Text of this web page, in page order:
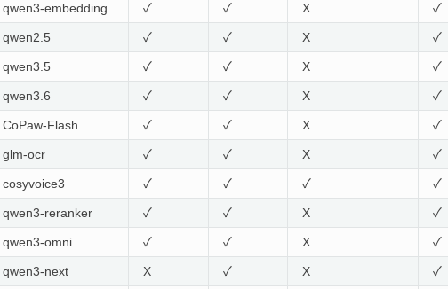
qwen3-embedding ✓ ✓ X ✓
qwen2.5 ✓ ✓ X ✓
qwen3.5 ✓ ✓ X ✓
qwen3.6 ✓ ✓ X ✓
CoPaw-Flash ✓ ✓ X ✓
glm-ocr ✓ ✓ X ✓
cosyvoice3 ✓ ✓ ✓ ✓
qwen3-reranker ✓ ✓ X ✓
qwen3-omni ✓ ✓ X ✓
qwen3-next X ✓ X ✓